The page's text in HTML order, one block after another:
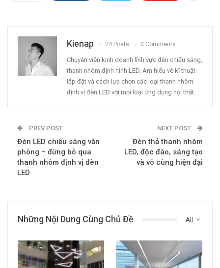
Kienap 24 Posts 0 Comments
Chuyên viên kinh doanh lĩnh vực đèn chiếu sáng,
thanh nhôm định hình LED. Am hiểu về kĩ thuật
lắp đặt và cách lựa chọn các loại thanh nhôm
định vị đèn LED với mọi loại ứng dụng nội thất.
PREV POST
Đèn LED chiếu sáng văn
phòng – đừng bỏ qua
thanh nhôm định vị đèn
LED
NEXT POST
Đèn thả thanh nhôm
LED, độc đáo, sáng tạo
và vô cùng hiện đại
All
Những Nội Dung Cùng Chủ Đề